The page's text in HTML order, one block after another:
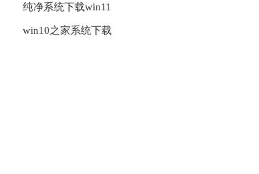
纯净系统下载win11
win10之家系统下载